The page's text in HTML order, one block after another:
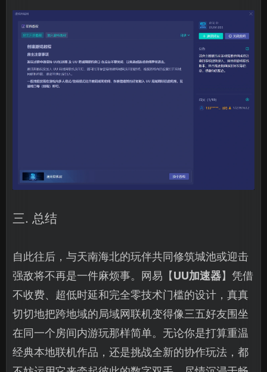
三. 总结
自此往后，与天南海北的玩伴共同修筑城池或迎击
强敌将不再是一件麻烦事。网易【UU加速器】凭借
不收费、超低时延和完全零技术门槛的设计，真真
切切地把跨地域的局域网联机变得像三五好友围坐
在同一个房间内游玩那样简单。无论你是打算重温
经典本地联机作品，还是挑战全新的协作玩法，都